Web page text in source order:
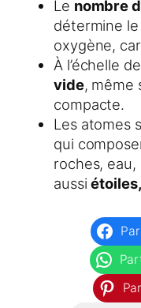
Le nombre
détermine
oxygène,
À l’échelle
vide, même
compacte.
Les atomes
qui
roches,
aussi